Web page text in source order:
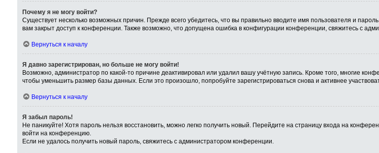
Почему я не могу войти?
Существует несколько возможных причин. Прежде всего убедитесь, что вы правильно вводите имя пользователя и
вам закрыт доступ к конференции. Также возможно, что допущена ошибка в конфигурации конференции, свяжитесь с
Вернуться к началу
Я давно зарегистрирован, но больше не могу войти!
Возможно, администратор по какой-то причине деактивировал или удалил вашу учётную запись. Кроме того, многие
чтобы уменьшить размер базы данных. Если это произошло, попробуйте зарегистрироваться снова и активнее
Вернуться к началу
Я забыл пароль!
Не паникуйте! Хотя пароль нельзя восстановить, можно легко получить новый. Перейдите на страницу входа на
войти на конференцию.
Если не удалось получить новый пароль, свяжитесь с администратором конференции.